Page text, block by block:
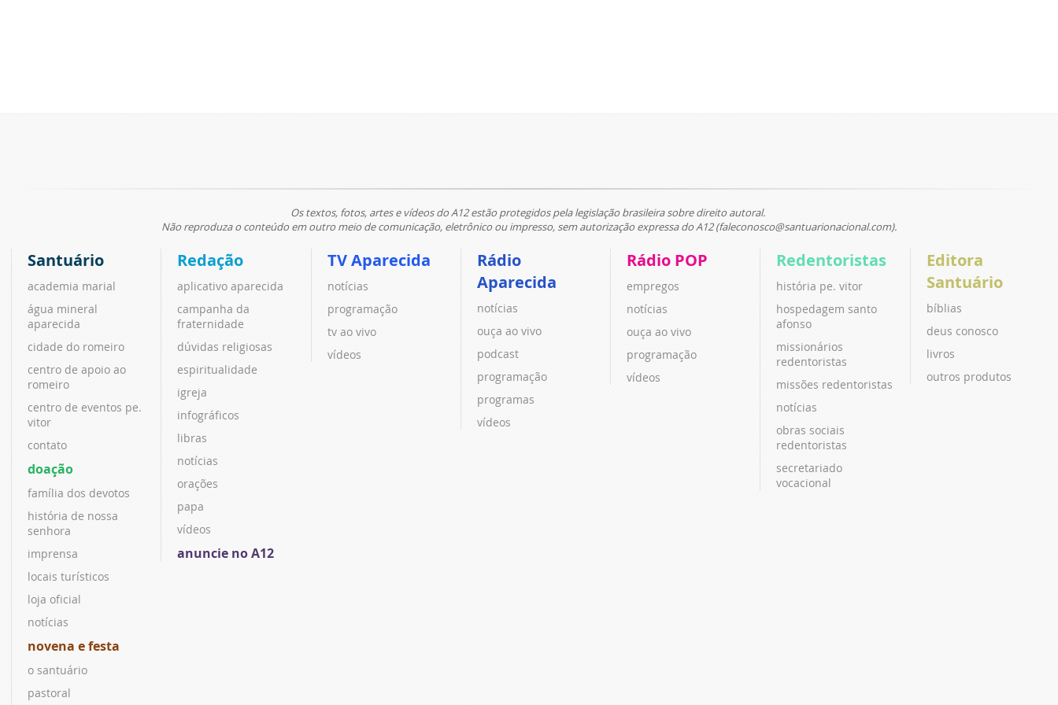
Os textos, fotos, artes e vídeos do A12 estão protegidos pela legislação brasileira sobre direito autoral.
Não reproduza o conteúdo em outro meio de comunicação, eletrônico ou impresso, sem autorização expressa do A12 (faleconosco@santuarionacional.com).
Santuário
academia marial
água mineral
aparecida
cidade do romeiro
centro de apoio ao
romeiro
centro de eventos pe.
vitor
contato
doação
família dos devotos
história de nossa
senhora
imprensa
locais turísticos
loja oficial
notícias
novena e festa
o santuário
pastoral
Redação
aplicativo aparecida
campanha da
fraternidade
dúvidas religiosas
espiritualidade
igreja
infográficos
libras
notícias
orações
papa
vídeos
anuncie no A12
TV Aparecida
notícias
programação
tv ao vivo
vídeos
Rádio
Aparecida
notícias
ouça ao vivo
podcast
programação
programas
vídeos
Rádio POP
empregos
notícias
ouça ao vivo
programação
vídeos
Redentoristas
história pe. vitor
hospedagem santo
afonso
missionários
redentoristas
missões redentoristas
notícias
obras sociais
redentoristas
secretariado
vocacional
Editora
Santuário
bíblias
deus conosco
livros
outros produtos